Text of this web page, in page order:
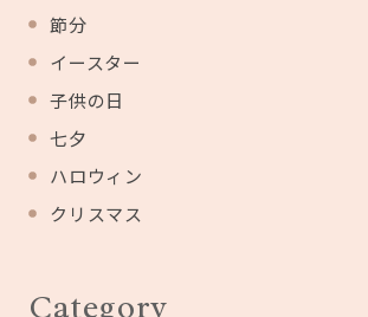
節分
イースター
子供の日
七夕
ハロウィン
クリスマス
Category